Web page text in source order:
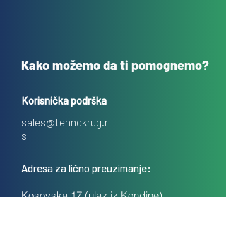
Kako možemo da ti pomognemo?
Korisnička podrška
sales@tehnokrug.r
s
Adresa za lično preuzimanje:
Kosovska 17 (ulaz iz Kondine),